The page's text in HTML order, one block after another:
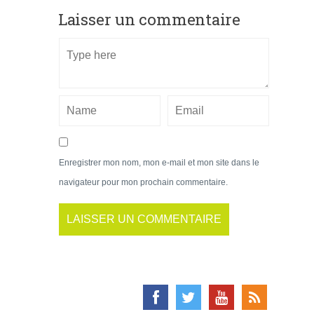
Laisser un commentaire
Enregistrer mon nom, mon e-mail et mon site dans le
navigateur pour mon prochain commentaire.